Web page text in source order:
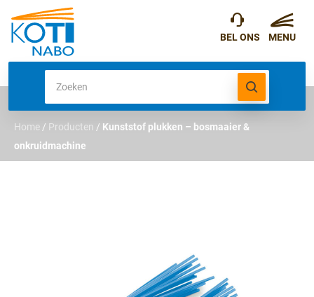
Home / Producten / Kunststof plukken – bosmaaier &
onkruidmachine